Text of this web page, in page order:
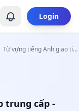
Login
Từ vựng tiếng Anh giao tiếp trung cấp
trung cấp -